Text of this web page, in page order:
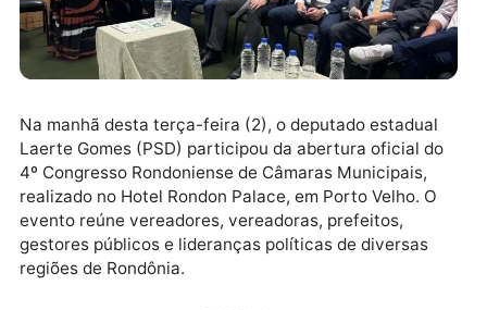
Na manhã desta terça-feira (2), o deputado estadual
Laerte Gomes (PSD) participou da abertura oficial
4º Congresso Rondoniense de Câmaras Municipais,